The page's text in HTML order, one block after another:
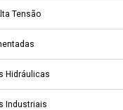
Tensão
Hidráulicas
Industriais